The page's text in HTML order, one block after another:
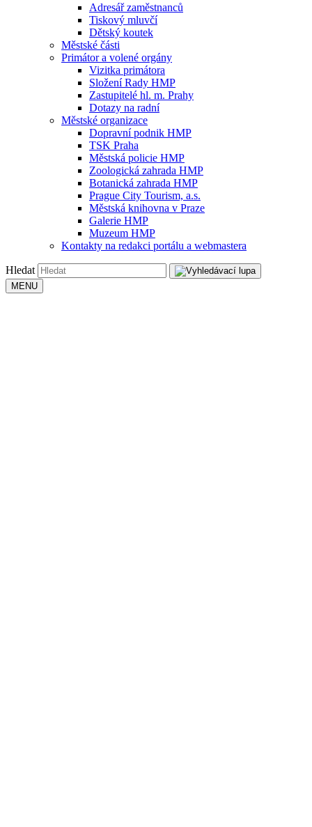
Adresář zaměstnanců
Tiskový mluvčí
Dětský koutek
Městské části
Primátor a volené orgány
Vizitka primátora
Složení Rady HMP
Zastupitelé hl. m. Prahy
Dotazy na radní
Městské organizace
Dopravní podnik HMP
TSK Praha
Městská policie HMP
Zoologická zahrada HMP
Botanická zahrada HMP
Prague City Tourism, a.s.
Městská knihovna v Praze
Galerie HMP
Muzeum HMP
Kontakty na redakci portálu a webmastera
Hledat
MENU